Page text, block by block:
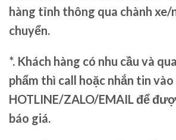
hàng tỉnh thông qua chành xe/
chuyển.
*. Khách hàng có nhu cầu và
phẩm thì call hoặc nhắn tin vào
HOTLINE/ZALO/EMAIL để
báo giá.